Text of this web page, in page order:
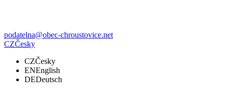
podatelna@obec-chroustovice.net
CZČesky
CZČesky
ENEnglish
DEDeutsch